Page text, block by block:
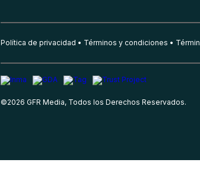
Política de privacidad Términos y condiciones
©2026 GFR Media, Todos los Derechos Reservados.